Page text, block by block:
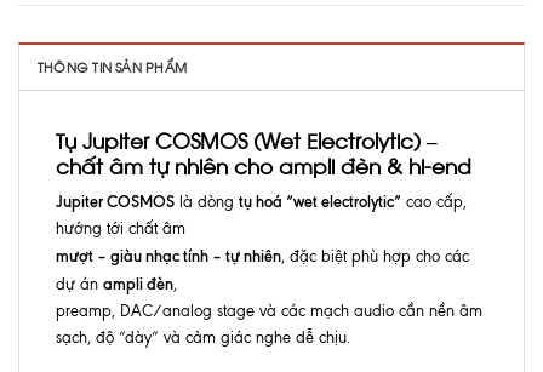
THÔNG TIN SẢN PHẨM
Tụ Jupiter COSMOS (Wet Electrolytic) –
chất âm tự nhiên cho ampli đèn & hi-end
Jupiter COSMOS là dòng tụ hoá “wet electrolytic” cao cấp,
hướng tới chất âm
mượt – giàu nhạc tính – tự nhiên, đặc biệt phù hợp cho các
dự án ampli đèn,
preamp, DAC/analog stage và các mạch audio cần nền âm
sạch, độ “dày” và cảm giác nghe dễ chịu.